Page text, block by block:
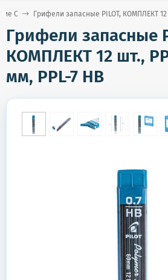
С Грифели запасные PILOT, КОМПЛЕКТ 12
Грифели запасные
КОМПЛЕКТ 12 шт.,
мм, PPL-7 HB